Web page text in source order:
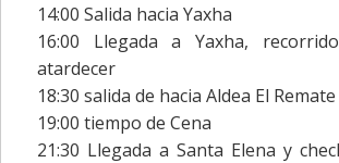
14:00 Salida hacia Yaxha
16:00 Llegada a Yaxha,
atardecer
18:30 salida de hacia Aldea El
19:00 tiempo de Cena
21:30 Llegada a Santa Elena y